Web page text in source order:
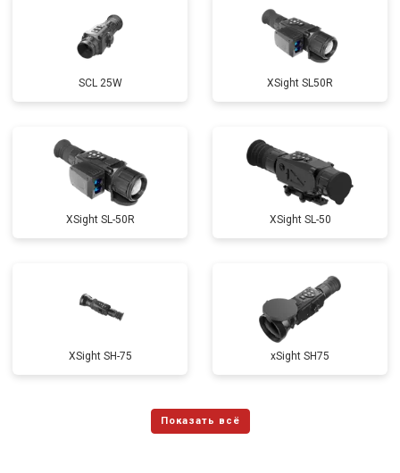
SCL 25W ХSight SL50R
XSight SL-50R XSight SL-50
XSight SH-75 xSight SH75